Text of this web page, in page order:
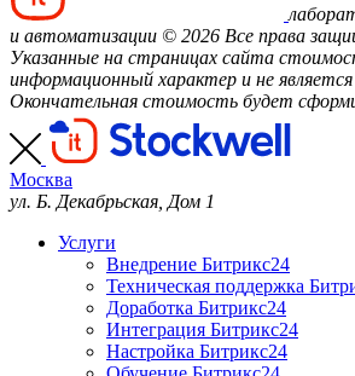
и автоматизации © 2026 Все права
Указанные на страницах сайта
информационный характер и не
Окончательная стоимость будет
Москва
ул. Б. Декабрьская, Дом 1
Услуги
Внедрение Битрикс24
Техническая поддержка
Доработка Битрикс24
Интеграция Битрикс24
Настройка Битрикс24